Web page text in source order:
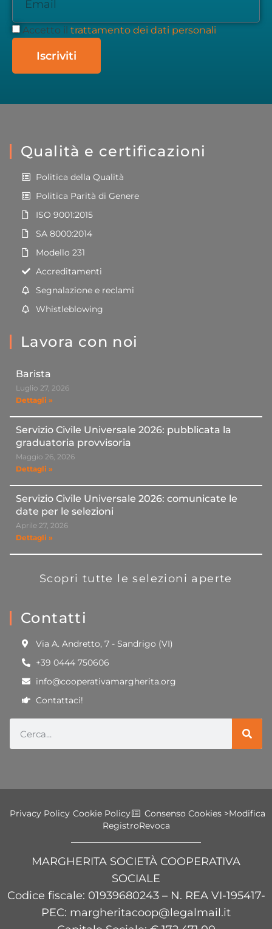
Accetto il trattamento dei dati personali
Iscriviti
Qualità e certificazioni
Politica della Qualità
Politica Parità di Genere
ISO 9001:2015
SA 8000:2014
Modello 231
Accreditamenti
Segnalazione e reclami
Whistleblowing
Lavora con noi
Barista
Luglio 27, 2026
Dettagli »
Servizio Civile Universale 2026: pubblicata la
graduatoria provvisoria
Maggio 26, 2026
Dettagli »
Servizio Civile Universale 2026: comunicate le
date per le selezioni
Aprile 27, 2026
Dettagli »
Scopri tutte le selezioni aperte
Contatti
Via A. Andretto, 7 - Sandrigo (VI)
+39 0444 750606
info@cooperativamargherita.org
Contattaci!
Privacy Policy Cookie Policy Consenso Cookies >Modifica
RegistroRevoca
MARGHERITA SOCIETÀ COOPERATIVA
SOCIALE
Codice fiscale: 01939680243 – N. REA VI-195417-
PEC: margheritacoop@legalmail.it